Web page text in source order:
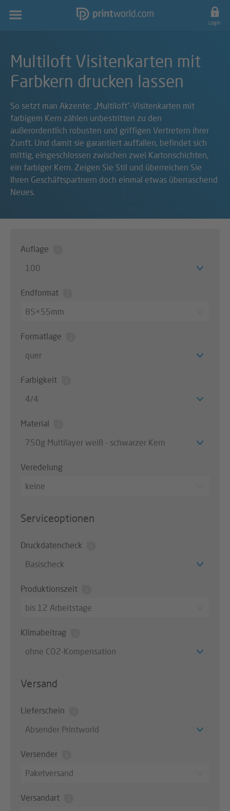
Hauptnavigation
Login
Multiloft Visitenkarten mit
Farbkern drucken lassen
So setzt man Akzente: „Multiloft“-Visitenkarten mit
farbigem Kern zählen unbestritten zu den
außerordentlich robusten und griffigen Vertretern ihrer
Zunft. Und damit sie garantiert auffallen, befindet sich
mittig, eingeschlossen zwischen zwei Kartonschichten,
ein farbiger Kern. Zeigen Sie Stil und überreichen Sie
Ihren Geschäftspartnern doch einmal etwas überraschend
Neues.
Auflage
100
Endformat
85×55mm
Formatlage
quer
Farbigkeit
4/4
Material
750g Multilayer weiß - schwarzer Kern
Veredelung
keine
Serviceoptionen
Druckdatencheck
Basischeck
Produktionszeit
bis 12 Arbeitstage
Klimabeitrag
ohne CO2-Kompensation
Versand
Lieferschein
Absender Printworld
Versender
Paketversand
Versandart